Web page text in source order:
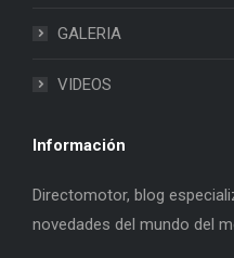
GALERIA
VIDEOS
Información
Directomotor, blog
novedades del mundo del